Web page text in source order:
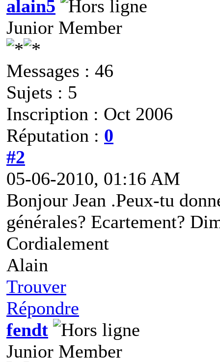
alain5
Junior Member
Messages : 46
Sujets : 5
Inscription : Oct 2006
Réputation : 0
#2
05-06-2010, 01:16 AM
Bonjour Jean .Peux-tu
générales? Ecartement?
Cordialement
Alain
Trouver
Répondre
fendt
Junior Member